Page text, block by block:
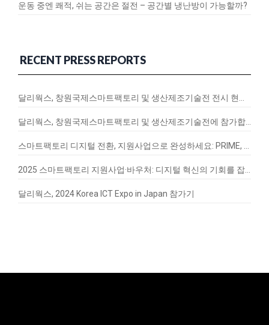
운동 중엔 쾌적, 쉬는 공간은 절전 – 공간별 냉난방이 가능할까?
RECENT PRESS REPORTS
달리웍스, 2024 Korea ICT Expo in Japan 참가기